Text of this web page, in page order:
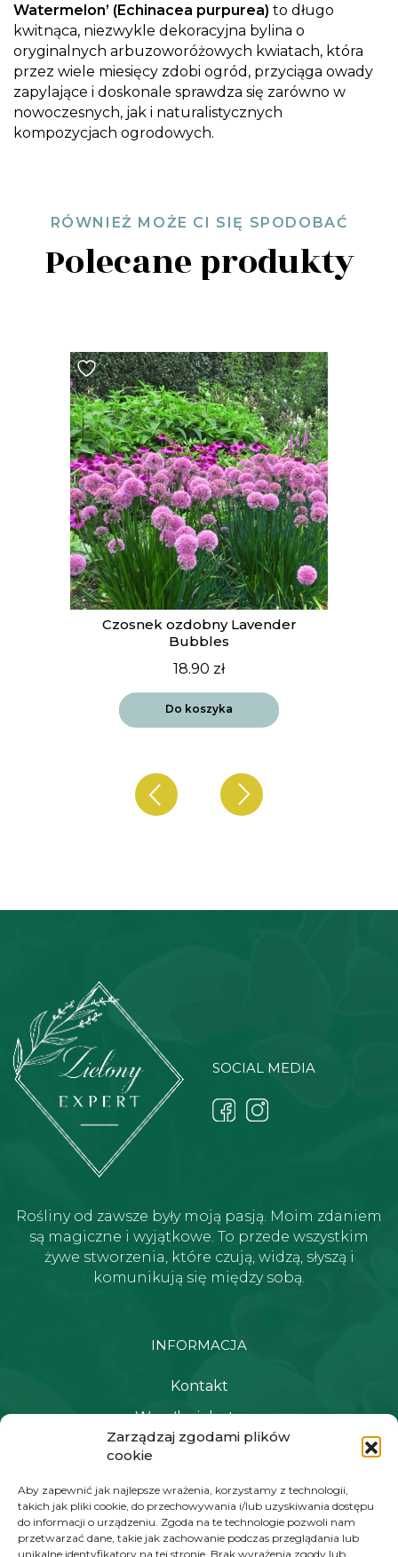
Zarządzaj zgodami plików
cookie
Aby zapewnić jak najlepsze wrażenia, korzystamy z technologii,
takich jak pliki cookie, do przechowywania i/lub uzyskiwania dostępu
do informacji o urządzeniu. Zgoda na te technologie pozwoli nam
przetwarzać dane, takie jak zachowanie podczas przeglądania lub
unikalne identyfikatory na tej stronie. Brak wyrażenia zgody lub
Watermelon’ (Echinacea purpurea) to długo
kwitnąca, niezwykle dekoracyjna bylina o
oryginalnych arbuzoworóżowych kwiatach, która
przez wiele miesięcy zdobi ogród, przyciąga owady
zapylające i doskonale sprawdza się zarówno w
nowoczesnych, jak i naturalistycznych
kompozycjach ogrodowych.
RÓWNIEŻ MOŻE CI SIĘ SPODOBAĆ
Polecane produkty
Czosnek ozdobny Lavender
Bubbles
18.90 zł
Do koszyka
SOCIAL MEDIA
Rośliny od zawsze były moją pasją. Moim zdaniem
są magiczne i wyjątkowe. To przede wszystkim
żywe stworzenia, które czują, widzą, słyszą i
komunikują się między sobą.
INFORMACJA
Kontakt
Wysyłka i dostawa
Polityka prywatności i regulamin
NAWIGACJA